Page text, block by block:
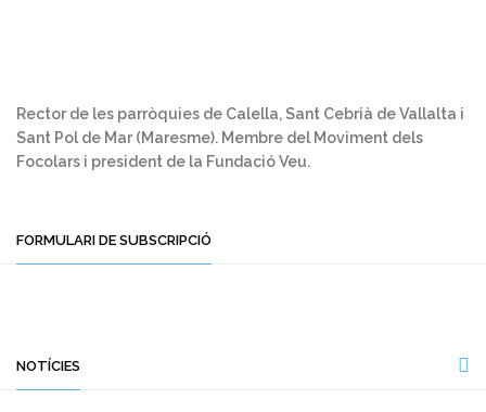
Rector de les parròquies de Calella, Sant Cebrià de Vallalta i
Sant Pol de Mar (Maresme). Membre del Moviment dels
Focolars i president de la Fundació Veu.
FORMULARI DE SUBSCRIPCIÓ
NOTÍCIES